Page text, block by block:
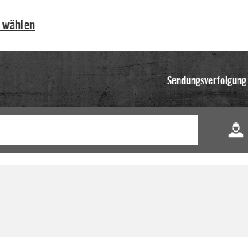
Sendungsverfolgung